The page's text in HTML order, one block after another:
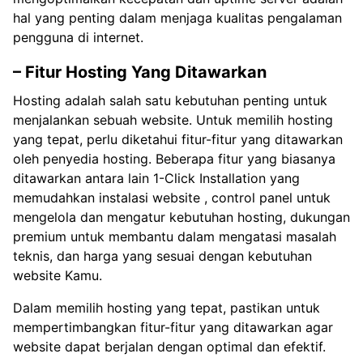
hal yang penting dalam menjaga kualitas pengalaman
pengguna di internet.
– Fitur Hosting Yang Ditawarkan
Hosting adalah salah satu kebutuhan penting untuk
menjalankan sebuah website. Untuk memilih hosting
yang tepat, perlu diketahui fitur-fitur yang ditawarkan
oleh penyedia hosting. Beberapa fitur yang biasanya
ditawarkan antara lain 1-Click Installation yang
memudahkan instalasi website , control panel untuk
mengelola dan mengatur kebutuhan hosting, dukungan
premium untuk membantu dalam mengatasi masalah
teknis, dan harga yang sesuai dengan kebutuhan
website Kamu.
Dalam memilih hosting yang tepat, pastikan untuk
mempertimbangkan fitur-fitur yang ditawarkan agar
website dapat berjalan dengan optimal dan efektif.